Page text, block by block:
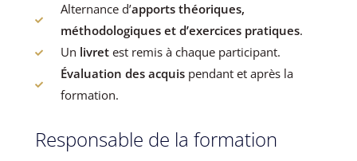
Alternance d’apports théoriques,
méthodologiques et d’exercices pratiques.
Un livret est remis à chaque participant.
Évaluation des acquispendant et après la
formation.
Responsable de la formation